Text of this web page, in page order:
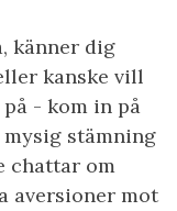
känner dig
kanske vill
- kom in på
mysig stämning
chattar om
aversioner mot